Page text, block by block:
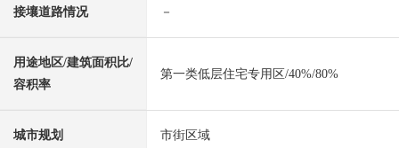
接壤道路情况 －
用途地区/建筑面积比/
容积率
第一类低层住宅专用区/40%/80%
城市规划 市街区域